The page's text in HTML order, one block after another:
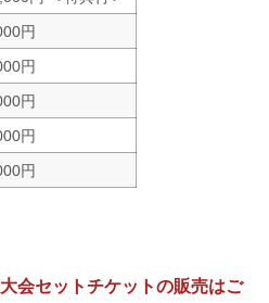
円
円
円
円
円
会セットチケットの販売はご